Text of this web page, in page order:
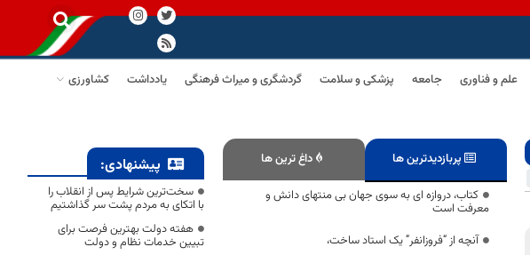
علم و فناوری جامعه پزشکی و سلامت گردشگری و میراث فرهنگی یادداشت
کشاورزی
پربازدیدترین ها داغ ترین ها
کتاب، دروازه ای به سوی جهان بی منتهای دانش و
معرفت است
آنچه از “فروزانفر” یک استاد ساخت،
پیشنهادی:
سخت‌ترین شرایط پس از انقلاب را
با اتکای به مردم پشت سر گذاشتیم
هفته دولت بهترین فرصت برای
تبیین خدمات نظام و دولت